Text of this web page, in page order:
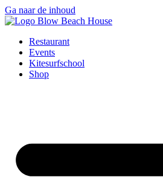
Ga naar de inhoud
Restaurant
Events
Kitesurfschool
Shop